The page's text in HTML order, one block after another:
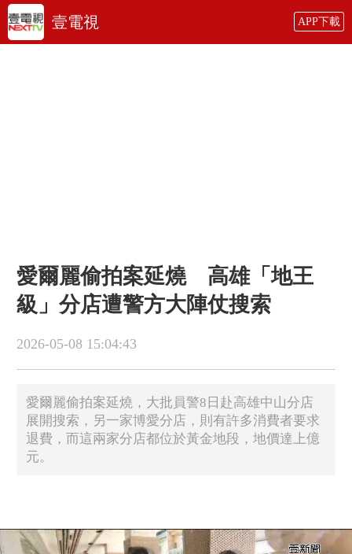
壹電視 APP下載
愛爾麗偷拍案延燒 高雄「地王
級」分店遭警方大陣仗搜索
2026-05-08 15:04:43
愛爾麗偷拍案延燒，大批員警8日赴高雄中山分店
展開搜索，另一家博愛分店，則有許多消費者要求
退費，而這兩家分店都位於黃金地段，地價達上億
元。